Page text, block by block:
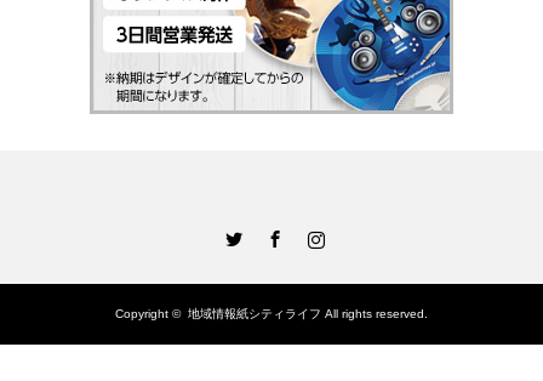
Copyright © 地域情報紙シティライフ All rights reserved.